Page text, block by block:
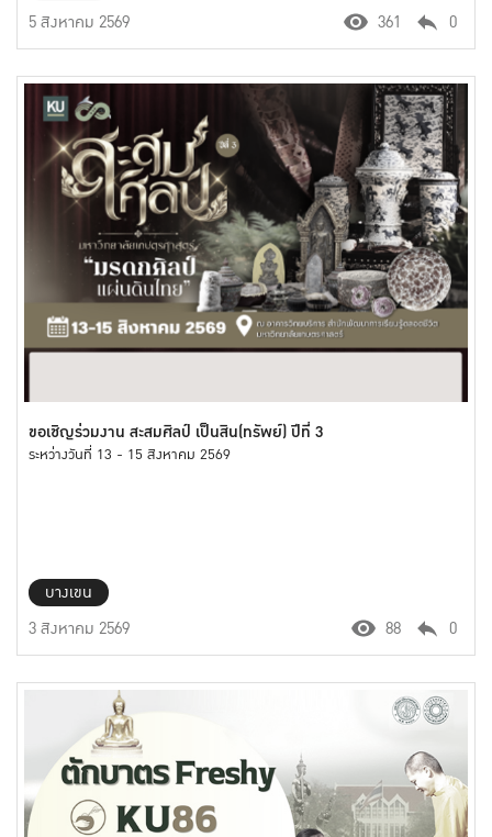
5 สิงหาคม 2569
361 0
ขอเชิญร่วมงาน สะสมศิลป์ เป็นสิน(ทรัพย์) ปีที่ 3
ระหว่างวันที่ 13 - 15 สิงหาคม 2569
บางเขน
3 สิงหาคม 2569
88 0